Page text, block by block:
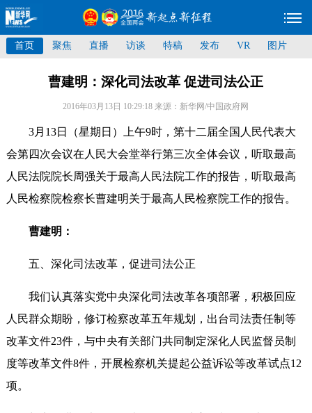
首页 聚焦 直播 访谈 特稿 发布 VR 图片
曹建明：深化司法改革 促进司法公正
2016年03月13日 10:29:18来源：新华网/中国政府网
3月13日（星期日）上午9时，第十二届全国人民代表大
会第四次会议在人民大会堂举行第三次全体会议，听取最高
人民法院院长周强关于最高人民法院工作的报告，听取最高
人民检察院检察长曹建明关于最高人民检察院工作的报告。
曹建明：
五、深化司法改革，促进司法公正
我们认真落实党中央深化司法改革各项部署，积极回应
人民群众期盼，修订检察改革五年规划，出台司法责任制等
改革文件23件，与中央有关部门共同制定深化人民监督员制
度等改革文件8件，开展检察机关提起公益诉讼等改革试点12
项。